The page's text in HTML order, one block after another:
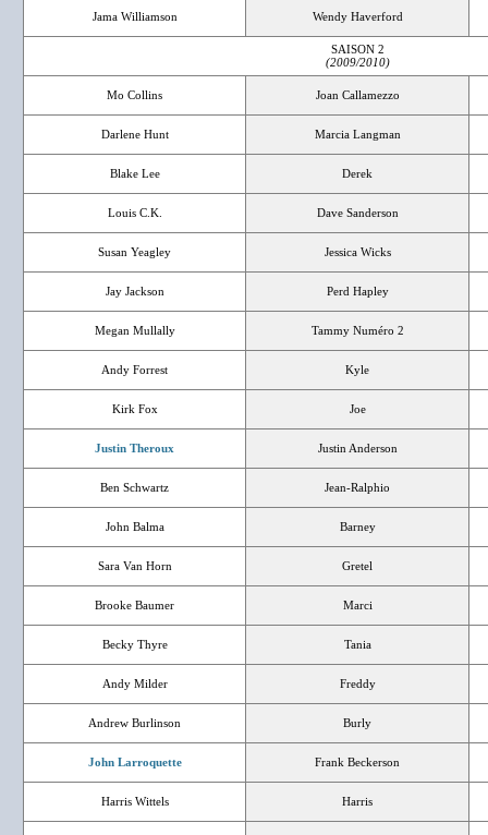
Jama Williamson Wendy Haverford
SAISON 2
(2009/2010)
Mo Collins Joan Callamezzo
Darlene Hunt Marcia Langman
Blake Lee Derek
Louis C.K. Dave Sanderson
Susan Yeagley Jessica Wicks
Jay Jackson Perd Hapley
Megan Mullally Tammy Numéro 2
Andy Forrest Kyle
Kirk Fox Joe
Justin Theroux Justin Anderson
Ben Schwartz Jean-Ralphio
John Balma Barney
Sara Van Horn Gretel
Brooke Baumer Marci
Becky Thyre Tania
Andy Milder Freddy
Andrew Burlinson Burly
John Larroquette Frank Beckerson
Harris Wittels Harris